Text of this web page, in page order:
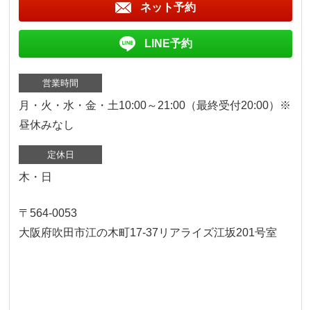
ネット予約
LINE予約
営業時間
月・火・水・金・土10:00～21:00（最終受付20:00）※
昼休みなし
定休日
木・日
〒564-0053
大阪府吹田市江の木町17‐37リアライズ江坂201号室